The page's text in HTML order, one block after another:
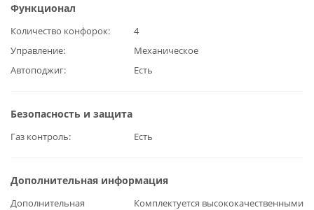
Функционал
Количество конфорок
4
Управление
Механическое
Автоподжиг
Есть
Безопасность и защита
Газ контроль Есть
Дополнительная информация
Дополнительная
Комплектуется высококачественными